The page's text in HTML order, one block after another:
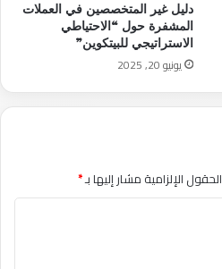
دليل غير المتخصصين في العملات
المشفرة حول “الاحتياطي
الاستراتيجي للبيتكوين”
يونيو 20, 2025
الحقول الإلزامية مشار إليها بـ*